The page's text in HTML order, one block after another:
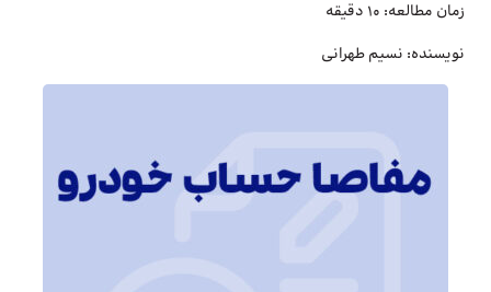
زمان مطالعه: 10 دقیقه
نویسنده: نسیم طهرانی